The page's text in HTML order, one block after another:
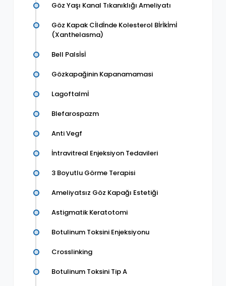
Göz Yaşı Kanal Tıkanıklığı Ameliyatı
Göz Kapak Cİldİnde Kolesterol Bİrİkİmİ
(Xanthelasma)
Bell Palsİsİ
Gözkapağinin Kapanamamasi
Lagoftalmİ
Blefarospazm
Anti Vegf
İntravitreal Enjeksiyon Tedavileri
3 Boyutlu Görme Terapisi
Ameliyatsız Göz Kapağı Estetiği
Astigmatik Keratotomi
Botulinum Toksini Enjeksiyonu
Crosslinking
Botulinum Toksini Tip A